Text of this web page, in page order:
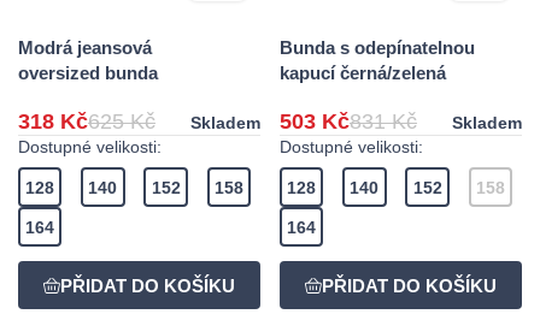
Modrá jeansová
oversized bunda
318 Kč625 Kč
Skladem
Dostupné velikosti:
128 140 152 158
164
Bunda s odepínatelnou
kapucí černá/zelená
503 Kč831 Kč
Skladem
Dostupné velikosti:
128 140 152 158
164